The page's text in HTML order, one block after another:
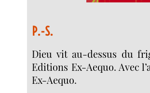
P.-S.
Dieu vit au-dessus du
Editions Ex-Aequo. Avec
Ex-Aequo.